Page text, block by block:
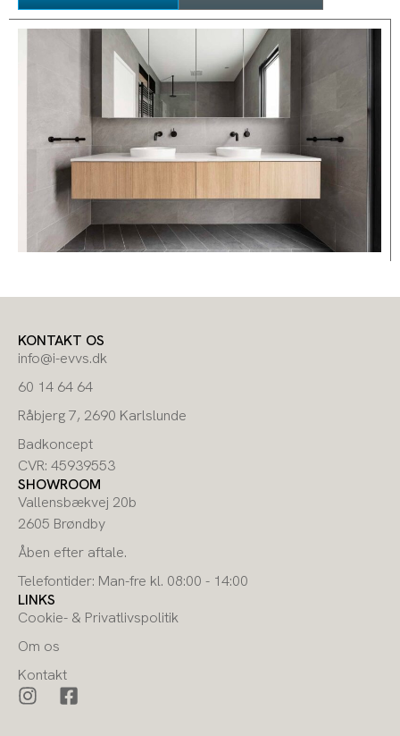
KONTAKT OS
info@i-evvs.dk
60 14 64 64
Råbjerg 7, 2690 Karlslunde
Badkoncept
CVR: 45939553
SHOWROOM
Vallensbækvej 20b
2605 Brøndby
Åben efter aftale.
Telefontider: Man-fre kl. 08:00 - 14:00
LINKS
Cookie- & Privatlivspolitik
Om os
Kontakt